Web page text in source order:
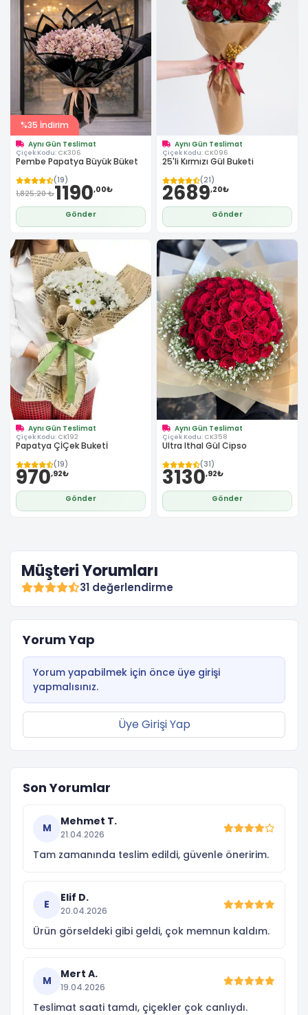
%35 İndirim
Aynı Gün Teslimat
Çiçek Kodu: CK306
Pembe Papatya Büyük Büket
(19)
1,825.20 ₺1190,00₺
Gönder
Aynı Gün Teslimat
Çiçek Kodu: CK096
25'li Kırmızı Gül Buketi
(21)
2689,20₺
Gönder
Aynı Gün Teslimat
Çiçek Kodu: CK192
Papatya ÇİÇek Buketİ
(19)
970,92₺
Gönder
Aynı Gün Teslimat
Çiçek Kodu: CK358
Ultra Ithal Gül Cipso
(31)
3130,92₺
Gönder
Müşteri Yorumları
31 değerlendirme
Yorum Yap
Yorum yapabilmek için önce üye girişi
yapmalısınız.
Üye Girişi Yap
Son Yorumlar
M
Mehmet T.
21.04.2026
Tam zamanında teslim edildi, güvenle öneririm.
E
Elif D.
20.04.2026
Ürün görseldeki gibi geldi, çok memnun kaldım.
M
Mert A.
19.04.2026
Teslimat saati tamdı, çiçekler çok canlıydı.